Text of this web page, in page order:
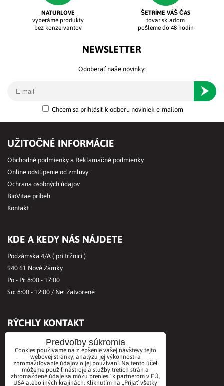
NATURLOVE
vyberáme produkty
bez konzervantov
ŠETRÍME VÁŠ ČAS
tovar skladom
pošleme do 48 hodín
NEWSLETTER
Odoberať naše novinky:
Chcem sa prihlásiť k odberu noviniek e-mailom
UŽITOČNÉ INFORMÁCIE
Obchodné podmienky a Reklamačné podmienky
Online odstúpenie od zmluvy
Ochrana osobných údajov
BioVitae príbeh
Kontakt
KDE A KEDY NÁS NÁJDETE
Podzámska 4/A ( pri tržnici )
940 61 Nové Zámky
Po - Pi: 8:00 - 17:00
So: 8:00 - 12:00 / Ne: Zatvorené
RÝCHLY KONTAKT
+421356421513
Mobil:+421901712584
Email:office@biovitae.sk
Predvoľby súkromia
Cookies používame na zlepšenie vašej návštevy tejto
webovej stránky, analýzu jej výkonnosti a
zhromažďovanie údajov o jej používaní. Na tento účel
môžeme použiť nástroje a služby tretích strán a
zhromaždené údaje sa môžu preniesť k partnerom v EÚ,
USA alebo iných krajinách. Kliknutím na „Prijať všetky